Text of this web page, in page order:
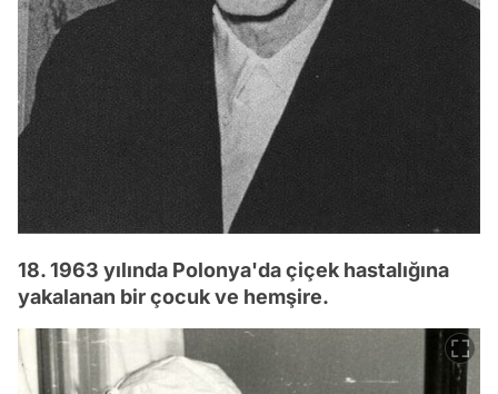
18. 1963 yılında Polonya'da çiçek hastalığına
yakalanan bir çocuk ve hemşire.